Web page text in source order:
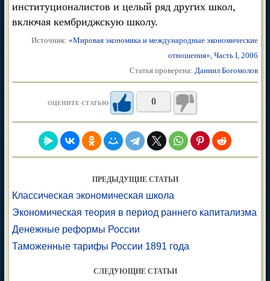
институционалистов и целый ряд других школ,
включая кембриджскую школу.
Источник: «Мировая экономика и международные экономические
отношения», Часть I, 2006
Статья проверена: Даниил Богомолов
ОЦЕНИТЕ СТАТЬЮ 0
ПРЕДЫДУЩИЕ СТАТЬИ
Классическая экономическая школа
Экономическая теория в период раннего капитализма
Денежные реформы России
Таможенные тарифы России 1891 года
СЛЕДУЮЩИЕ СТАТЬИ